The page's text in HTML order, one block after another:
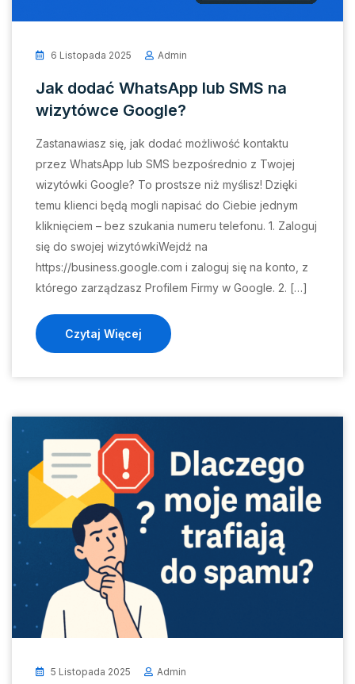
6 Listopada 2025 Admin
Jak dodać WhatsApp lub SMS na
wizytówce Google?
Zastanawiasz się, jak dodać możliwość kontaktu
przez WhatsApp lub SMS bezpośrednio z Twojej
wizytówki Google? To prostsze niż myślisz! Dzięki
temu klienci będą mogli napisać do Ciebie jednym
kliknięciem – bez szukania numeru telefonu. 1. Zaloguj
się do swojej wizytówkiWejdź na
https://business.google.com i zaloguj się na konto, z
którego zarządzasz Profilem Firmy w Google. 2. […]
Czytaj Więcej
5 Listopada 2025 Admin